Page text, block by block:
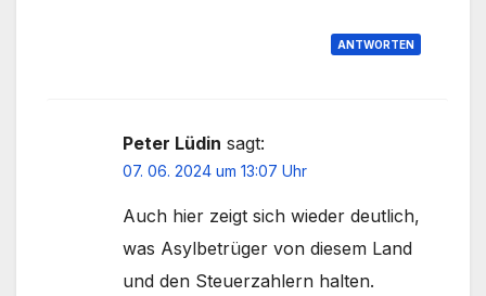
ANTWORTEN
Peter Lüdin sagt:
07. 06. 2024 um 13:07 Uhr
Auch hier zeigt sich wieder deutlich,
was Asylbetrüger von diesem Land
und den Steuerzahlern halten.